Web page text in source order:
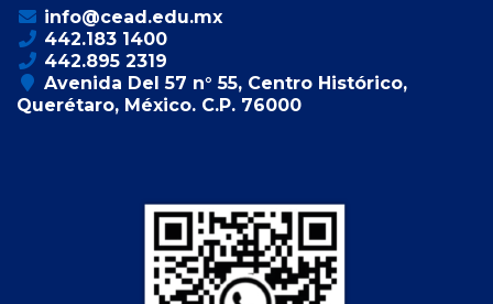
info@cead.edu.mx
442.183 1400
442.895 2319
Avenida Del 57 n° 55, Centro Histórico,
Querétaro, México. C.P. 76000